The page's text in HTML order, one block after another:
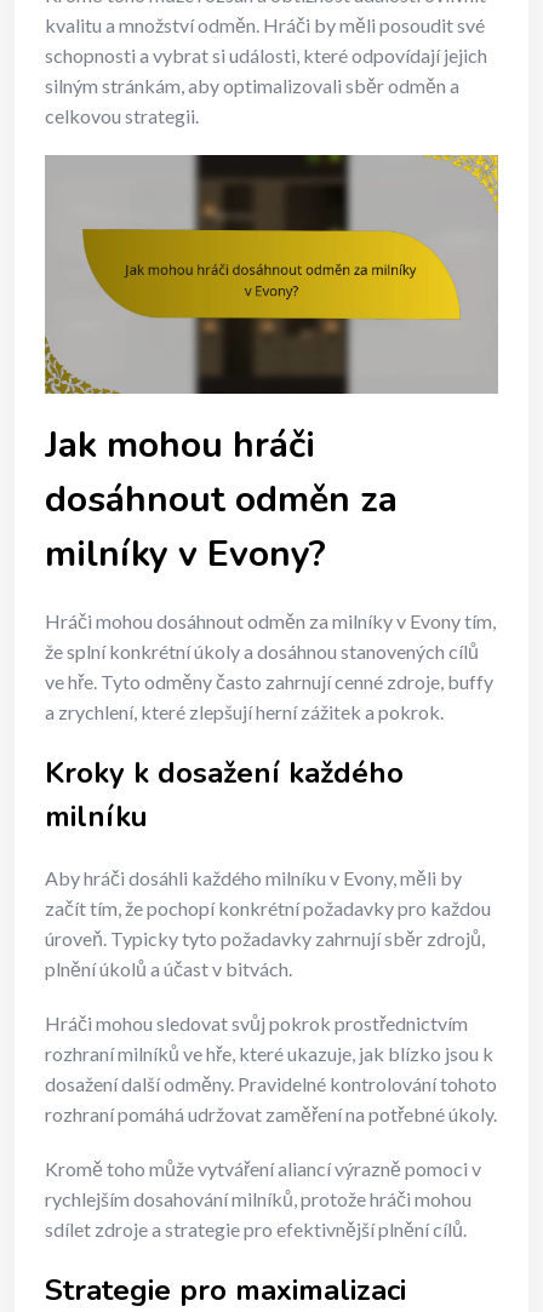
kvalitu a množství odměn. Hráči by měli posoudit své
schopnosti a vybrat si události, které odpovídají jejich
silným stránkám, aby optimalizovali sběr odměn a
celkovou strategii.
Jak mohou hráči
dosáhnout odměn za
milníky v Evony?
Hráči mohou dosáhnout odměn za milníky v Evony tím,
že splní konkrétní úkoly a dosáhnou stanovených cílů
ve hře. Tyto odměny často zahrnují cenné zdroje, buffy
a zrychlení, které zlepšují herní zážitek a pokrok.
Kroky k dosažení každého
milníku
Aby hráči dosáhli každého milníku v Evony, měli by
začít tím, že pochopí konkrétní požadavky pro každou
úroveň. Typicky tyto požadavky zahrnují sběr zdrojů,
plnění úkolů a účast v bitvách.
Hráči mohou sledovat svůj pokrok prostřednictvím
rozhraní milníků ve hře, které ukazuje, jak blízko jsou k
dosažení další odměny. Pravidelné kontrolování tohoto
rozhraní pomáhá udržovat zaměření na potřebné úkoly.
Kromě toho může vytváření aliancí výrazně pomoci v
rychlejším dosahování milníků, protože hráči mohou
sdílet zdroje a strategie pro efektivnější plnění cílů.
Strategie pro maximalizaci